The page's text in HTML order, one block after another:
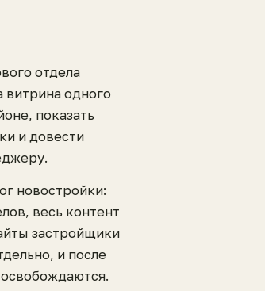
отдела
одного
показать
и довести
новостройки:
весь контент
застройщики
и после